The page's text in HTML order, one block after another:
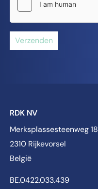
Verzenden
RDK NV
Merksplassesteenweg 18
2310 Rijkevorsel
België
BE.0422.033.439